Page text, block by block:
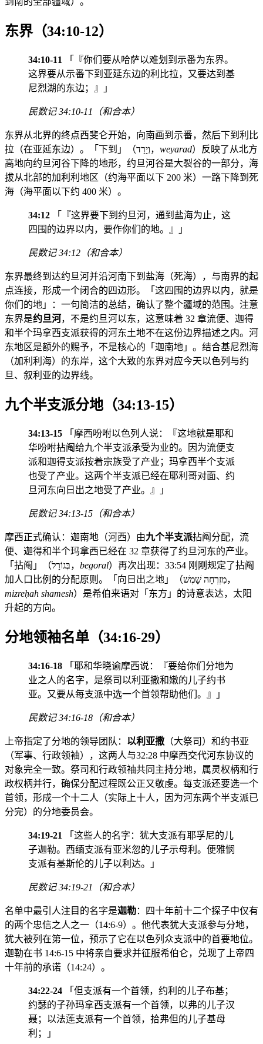
东界（34:10-12）
34:10-11
「『你们要从哈萨以难划到示番为东界。
这界要从示番下到亚延东边的利比拉，又要达到基
尼烈湖的东边；』」
民数记 34:10-11（和合本）
东界从北界的终点西斐仑开始，向南画到示番，然后下到利比
拉（在亚延东边）。「下到」（וְיָרַד， weyarad）反映了从北方
高地向约旦河谷下降的地形，约旦河谷是大裂谷的一部分，海
拔从北部的加利利地区（约海平面以下 200 米）一路下降到死
海（海平面以下约 400 米）。
34:12 「『这界要下到约旦河，通到盐海为止，这
四围的边界以内，要作你们的地。』」
民数记 34:12（和合本）
东界最终到达约旦河并沿河南下到盐海（死海），与南界的起
点连接，形成一个闭合的四边形。「这四围的边界以内，就是
你们的地」：一句简洁的总结，确认了整个疆域的范围。注意
东界是约旦河，不是约旦河以东，这意味着 32 章流便、迦得
和半个玛拿西支派获得的河东土地不在这份边界描述之内。河
东地区是额外的赐予，不是核心的「迦南地」。结合基尼烈海
（加利利海）的东岸，这个大致的东界对应今天以色列与约
旦、叙利亚的边界线。
九个半支派分地（34:13-15）
34:13-15 「摩西吩咐以色列人说：『这地就是耶和
华吩咐拈阄给九个半支派承受为业的。因为流便支
派和迦得支派按着宗族受了产业；玛拿西半个支派
也受了产业。这两个半支派已经在耶利哥对面、约
旦河东向日出之地受了产业。』」
民数记 34:13-15（和合本）
摩西正式确认：迦南地（河西）由九个半支派拈阄分配，流
便、迦得和半个玛拿西已经在 32 章获得了约旦河东的产业。
「拈阄」（בְּגוֹרָל， begoral）再次出现：33:54 刚刚规定了拈阄
加人口比例的分配原则。「向日出之地」（מִזְרְחָה שָׁמֶשׁ，
mizreḥah shamesh）是希伯来语对「东方」的诗意表达，太阳
升起的方向。
分地领袖名单（34:16-29）
34:16-18 「耶和华晓谕摩西说：『要给你们分地为
业之人的名字，是祭司以利亚撒和嫩的儿子约书
亚。又要从每支派中选一个首领帮助他们。』」
民数记 34:16-18（和合本）
上帝指定了分地的领导团队： 以利亚撒 （大祭司）和约书亚
（军事、行政领袖），这两人与32:28 中摩西交代河东协议的
对象完全一致。祭司和行政领袖共同主持分地，属灵权柄和行
政权柄并行，确保分配过程既公正又敬虔。每支派还要选一个
首领，形成一个十二人（实际上十人，因为河东两个半支派已
分完）的分地委员会。
34:19-21
「这些人的名字：犹大支派有耶孚尼的儿
子迦勒。西缅支派有亚米忽的儿子示母利。便雅悯
支派有基斯伦的儿子以利达。」
民数记 34:19-21（和合本）
名单中最引人注目的名字是迦勒：四十年前十二个探子中仅有
的两个忠信之人之一（14:6-9）。他代表犹大支派参与分地，
犹大被列在第一位，预示了它在以色列众支派中的首要地位。
迦勒在书 14:6-15 中将亲自要求并征服希伯仑，兑现了上帝四
十年前的承诺（14:24）。
34:22-24 「但支派有一个首领，约利的儿子布基；
约瑟的子孙玛拿西支派有一个首领，以弗的儿子汉
聂；以法莲支派有一个首领，拾弗但的儿子基母
利；」